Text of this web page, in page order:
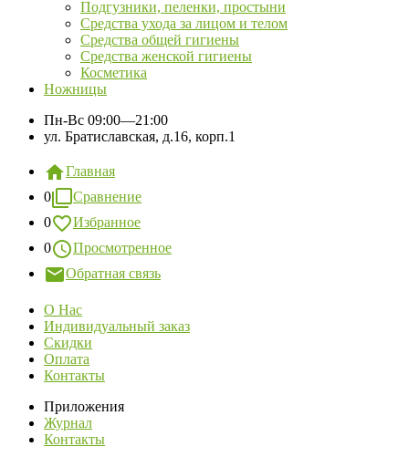
Подгузники, пеленки, простыни
Средства ухода за лицом и телом
Средства общей гигиены
Средства женской гигиены
Косметика
Ножницы
Пн-Вс 09:00—21:00
ул. Братиславская, д.16, корп.1
Главная
0
Сравнение
0
Избранное
0
Просмотренное
Обратная связь
О Нас
Индивидуальный заказ
Скидки
Оплата
Контакты
Приложения
Журнал
Контакты